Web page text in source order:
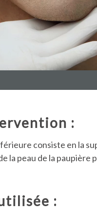
:
consiste en la
la peau de la
: